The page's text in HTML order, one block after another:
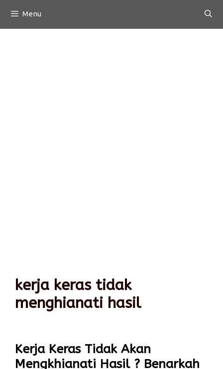
Menu
kerja keras tidak
menghianati hasil
Kerja Keras Tidak Akan
Mengkhianati Hasil ? Benarkah